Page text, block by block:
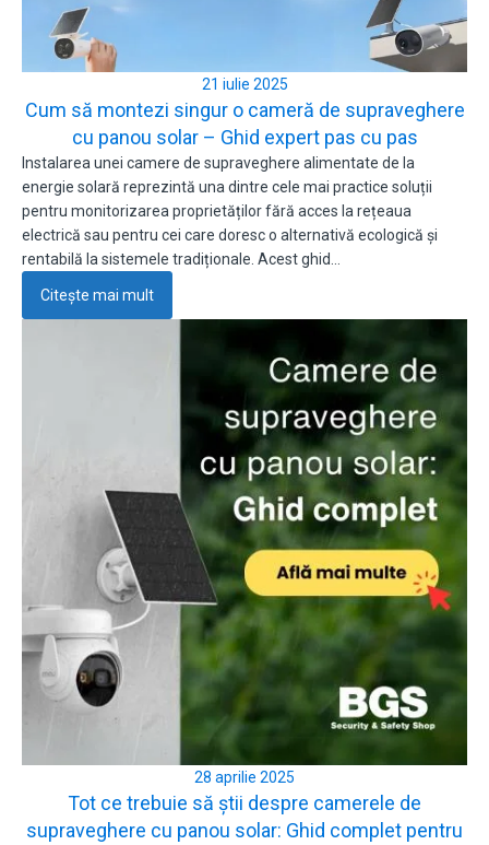
21 iulie 2025
Cum să montezi singur o cameră de supraveghere
cu panou solar – Ghid expert pas cu pas
Instalarea unei camere de supraveghere alimentate de la
energie solară reprezintă una dintre cele mai practice soluții
pentru monitorizarea proprietăților fără acces la rețeaua
electrică sau pentru cei care doresc o alternativă ecologică și
rentabilă la sistemele tradiționale. Acest ghid…
Citește mai mult
28 aprilie 2025
Tot ce trebuie să știi despre camerele de
supraveghere cu panou solar: Ghid complet pentru